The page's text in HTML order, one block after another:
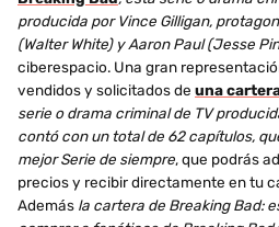
producida por Vince Gilligan,
(Walter White) y Aaron Paul (Jesse
ciberespacio. Una gran
vendidos y solicitados de una
serie o drama criminal de TV
contó con un total de 62 capítulos,
mejor Serie de siempre, que podrás
precios y recibir directamente en tu
Además la cartera de Breaking Bad: